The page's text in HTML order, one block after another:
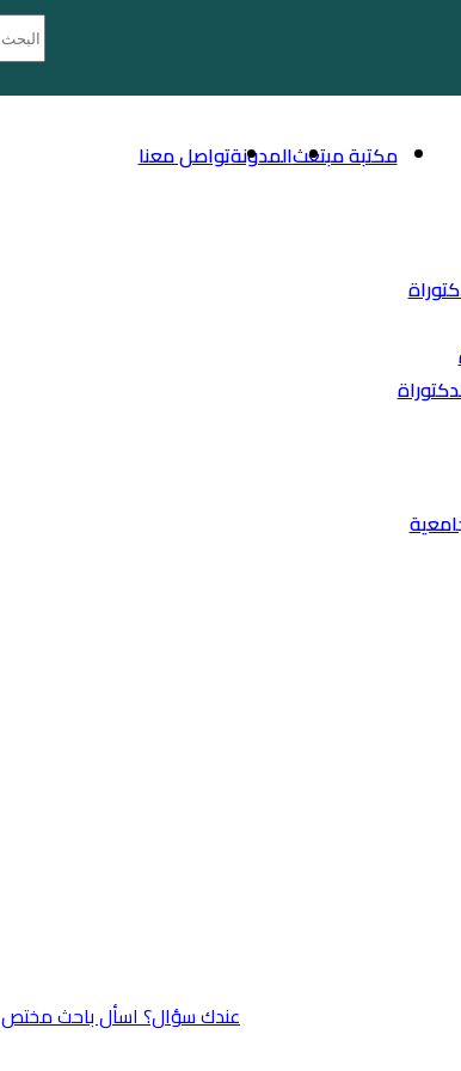
مكتبة مبتعثالمدونةتواصل معنا
عندك سؤال؟ اسأل باحث مختص